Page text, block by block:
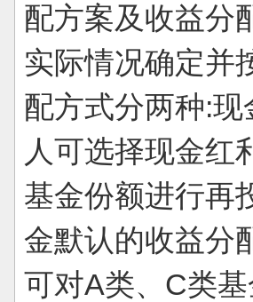
配方案及收益分
实际情况确定并
配方式分两种:
人可选择现金红
基金份额进行再
金默认的收益分
可对A类、C类